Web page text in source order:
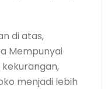
di atas,
Mempunyai
menjadi lebih